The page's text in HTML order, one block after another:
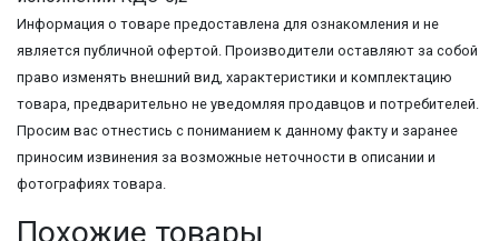
Информация о товаре предоставлена для ознакомления и не
является публичной офертой. Производители оставляют за собой
право изменять внешний вид, характеристики и комплектацию
товара, предварительно не уведомляя продавцов и потребителей.
Просим вас отнестись с пониманием к данному факту и заранее
приносим извинения за возможные неточности в описании и
фотографиях товара.
Похожие товары